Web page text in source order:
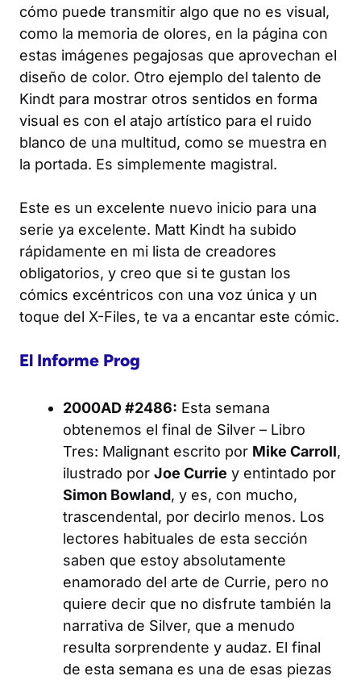
cómo puede transmitir algo que no es visual,
como la memoria de olores, en la página con
estas imágenes pegajosas que aprovechan el
diseño de color. Otro ejemplo del talento de
Kindt para mostrar otros sentidos en forma
visual es con el atajo artístico para el ruido
blanco de una multitud, como se muestra en
la portada. Es simplemente magistral.
Este es un excelente nuevo inicio para una
serie ya excelente. Matt Kindt ha subido
rápidamente en mi lista de creadores
obligatorios, y creo que si te gustan los
cómics excéntricos con una voz única y un
toque del X-Files, te va a encantar este cómic.
El Informe Prog
2000AD #2486: Esta semana
obtenemos el final de Silver – Libro
Tres: Malignant escrito por Mike Carroll,
ilustrado por Joe Currie y entintado por
Simon Bowland, y es, con mucho,
trascendental, por decirlo menos. Los
lectores habituales de esta sección
saben que estoy absolutamente
enamorado del arte de Currie, pero no
quiere decir que no disfrute también la
narrativa de Silver, que a menudo
resulta sorprendente y audaz. El final
de esta semana es una de esas piezas